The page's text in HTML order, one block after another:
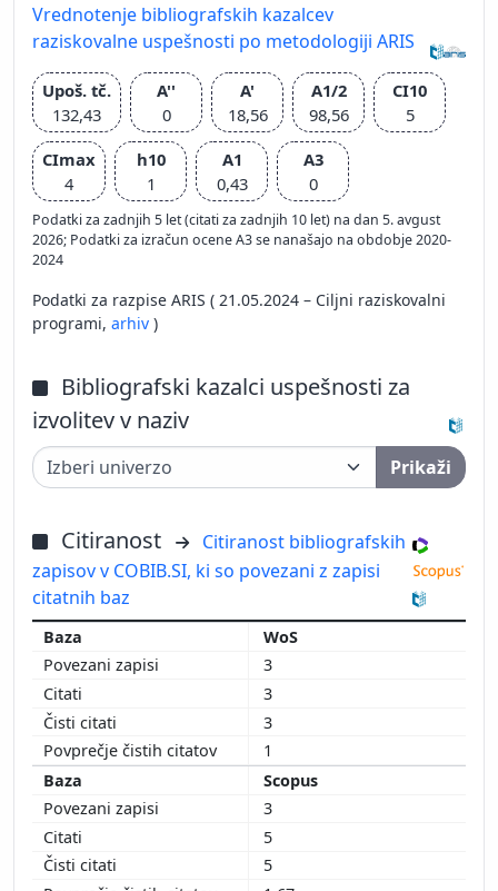
Vrednotenje bibliografskih kazalcev
raziskovalne uspešnosti po metodologiji ARIS
Upoš. tč.
132,43
A''
0
A'
18,56
A1/2
98,56
CI10
5
CImax
4
h10
1
A1
0,43
A3
0
Podatki za zadnjih 5 let (citati za zadnjih 10 let) na dan 5. avgust
2026; Podatki za izračun ocene A3 se nanašajo na obdobje 2020-
2024
Podatki za razpise ARIS ( 21.05.2024 – Ciljni raziskovalni
programi, arhiv )
Bibliografski kazalci uspešnosti za
izvolitev v naziv
Prikaži
Citiranost
Citiranost bibliografskih
zapisov v COBIB.SI, ki so povezani z zapisi
citatnih baz
WoS
3
3
3
1
Scopus
3
5
5